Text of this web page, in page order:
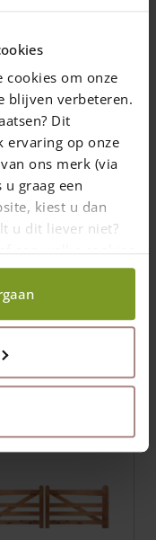
cookies om onze
blijven verbeteren.
Dit
ervaring op onze
ons merk (via
graag een
kiest u dan
u dit liever niet?
aan welke cookies
eiken dubbel
120, 150, 180,
240 (cm)
120
€
in 10 werkdagen